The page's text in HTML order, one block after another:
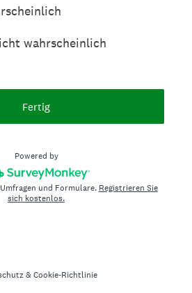
wahrscheinlich
Fertig
Powered by
und Formulare. Registrieren Sie
sich kostenlos.
& Cookie-Richtlinie